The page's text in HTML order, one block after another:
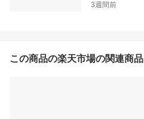
3週間前
この商品の楽天市場の関連商品